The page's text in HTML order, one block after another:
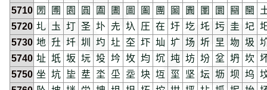
5710 圐 圑 園 圓 圔 圕 圖 圗 團 圙 圚 圛 圜 圝 圞
5720 圠 圡 圢 圣 圤 圥 圦 圧 在 圩 圪 圫 圬 圭 圮
5730 地 圱 圲 圳 圴 圵 圶 圷 圸 圹 场 圻 圼 圽 圾
5740 址 坁 坂 坃 坄 坅 坆 均 坈 坉 坊 坋 坌 坍 坎
5750 坐 坑 坒 坓 坔 坕 坖 块 坘 坙 坚 坛 坜 坝 坞